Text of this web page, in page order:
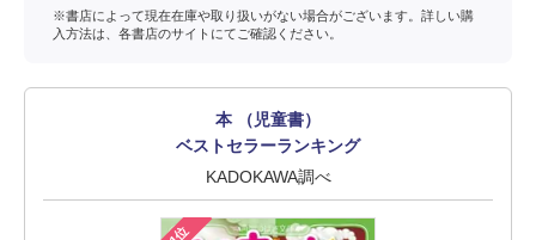
※書店によって現在在庫や取り扱いがない場合がございます。詳しい購
入方法は、各書店のサイトにてご確認ください。
本 （児童書）
ベストセラーランキング
KADOKAWA調べ